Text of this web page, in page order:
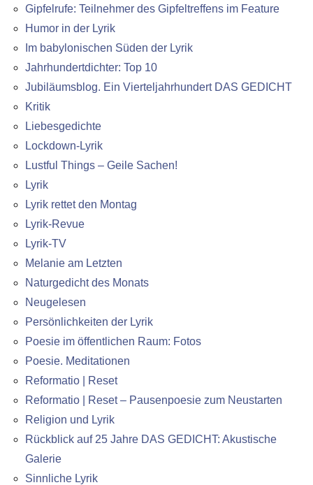
Gipfelrufe: Teilnehmer des Gipfeltreffens im Feature
Humor in der Lyrik
Im babylonischen Süden der Lyrik
Jahrhundertdichter: Top 10
Jubiläumsblog. Ein Vierteljahrhundert DAS GEDICHT
Kritik
Liebesgedichte
Lockdown-Lyrik
Lustful Things – Geile Sachen!
Lyrik
Lyrik rettet den Montag
Lyrik-Revue
Lyrik-TV
Melanie am Letzten
Naturgedicht des Monats
Neugelesen
Persönlichkeiten der Lyrik
Poesie im öffentlichen Raum: Fotos
Poesie. Meditationen
Reformatio | Reset
Reformatio | Reset – Pausenpoesie zum Neustarten
Religion und Lyrik
Rückblick auf 25 Jahre DAS GEDICHT: Akustische
Galerie
Sinnliche Lyrik